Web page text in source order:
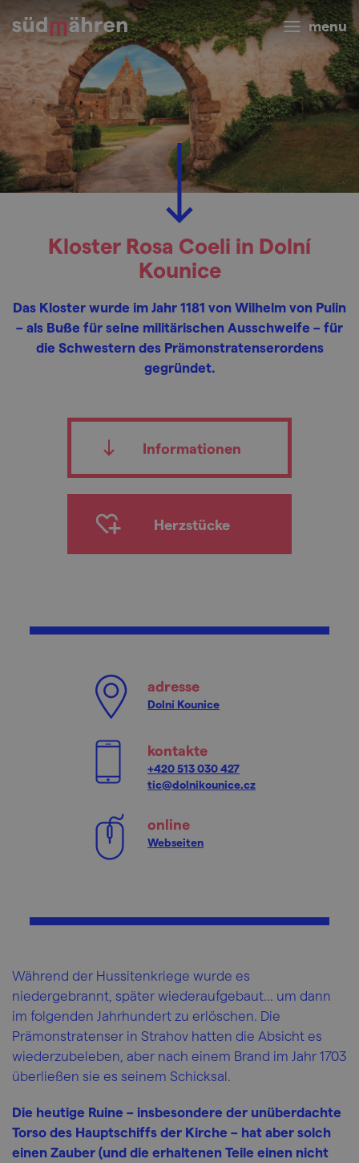
menu
Kloster Rosa Coeli in Dolní
Kounice
Das Kloster wurde im Jahr 1181 von Wilhelm von Pulin
– als Buße für seine militärischen Ausschweife – für
die Schwestern des Prämonstratenserordens
gegründet.
Informationen
Herzstücke
adresse
Dolní Kounice
kontakte
+420 513 030 427
tic@dolnikounice.cz
online
Webseiten
Während der Hussitenkriege wurde es
niedergebrannt, später wiederaufgebaut... um dann
im folgenden Jahrhundert zu erlöschen. Die
Prämonstratenser in Strahov hatten die Absicht es
wiederzubeleben, aber nach einem Brand im Jahr 1703
überließen sie es seinem Schicksal.
Die heutige Ruine – insbesondere der unüberdachte
Torso des Hauptschiffs der Kirche – hat aber solch
einen Zauber (und die erhaltenen Teile einen nicht